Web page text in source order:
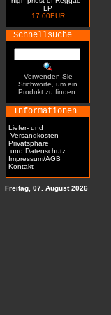
LP
17.00EUR
Schnellsuche
Verwenden Sie
Stichworte, um ein
Produkt zu finden.
Informationen
Liefer- und
Versandkosten
Privatsphäre
und Datenschutz
Impressum/AGB
Kontakt
Freitag, 07. August 2026